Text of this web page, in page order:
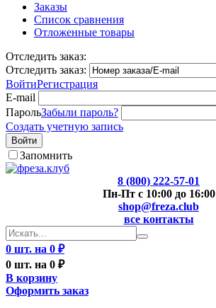
Заказы
Список сравнения
Отложенные товары
Отследить заказ:
Отследить заказ:
ВойтиРегистрация
E-mail
ПарольЗабыли пароль?
Создать учетную запись
Войти
Запомнить
8 (800) 222-57-01
Пн-Пт с 10:00 до 16:00
shop@freza.club
все контакты
0 шт. на 0 ₽
0 шт. на 0 ₽
В корзину
Оформить заказ